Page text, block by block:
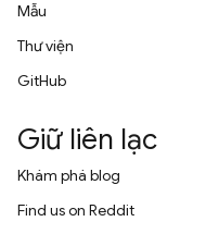
Mẫu
Thư viện
GitHub
Giữ liên lạc
Khám phá blog
Find us on Reddit